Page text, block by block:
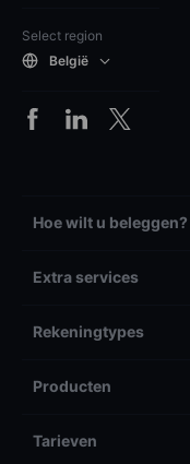
Select region
België
Hoe wilt u beleggen?
Extra services
Rekeningtypes
Producten
Tarieven